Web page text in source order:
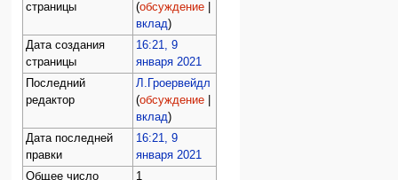
страницы
(обсуждение|
вклад)
Дата создания
страницы
16:21, 9
января 2021
Последний
редактор
Л.Гроервейдл
(обсуждение|
вклад)
Дата последней
правки
16:21, 9
января 2021
Общее число
1